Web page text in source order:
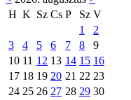
H K Sz Cs P Sz V
1
2
3
4 5 6 7 8
9
10 11 12 13 14 15 16
17 18 19 20 21 22 23
24 25 26 27 28 29 30